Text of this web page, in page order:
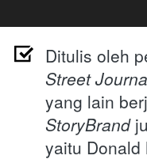
Ditulis oleh
Street
StoryBrand
yaitu Donald